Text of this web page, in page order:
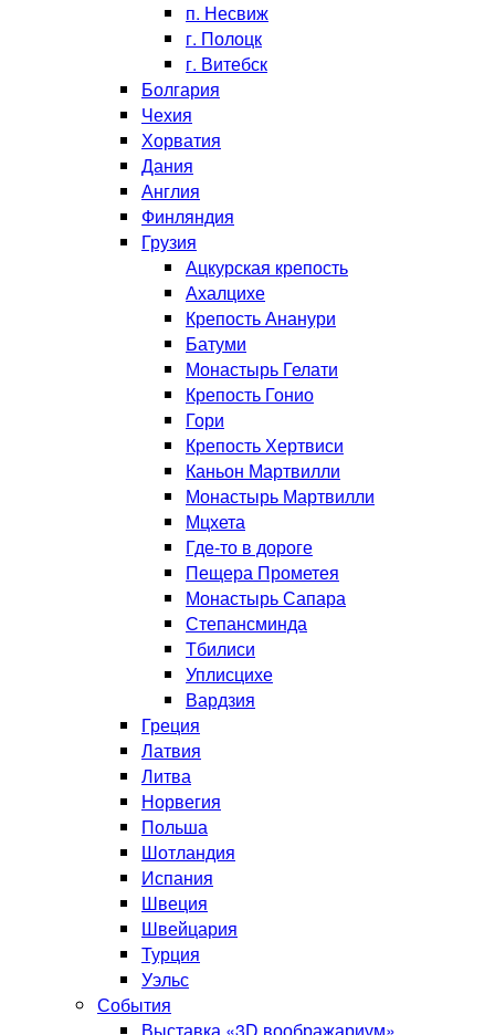
п. Несвиж
г. Полоцк
г. Витебск
Болгария
Чехия
Хорватия
Дания
Англия
Финляндия
Грузия
Ацкурская крепость
Ахалцихе
Крепость Ананури
Батуми
Монастырь Гелати
Крепость Гонио
Гори
Крепость Хертвиси
Каньон Мартвилли
Монастырь Мартвилли
Мцхета
Где-то в дороге
Пещера Прометея
Монастырь Сапара
Степансминда
Тбилиси
Уплисцихе
Вардзия
Греция
Латвия
Литва
Норвегия
Польша
Шотландия
Испания
Швеция
Швейцария
Турция
Уэльс
События